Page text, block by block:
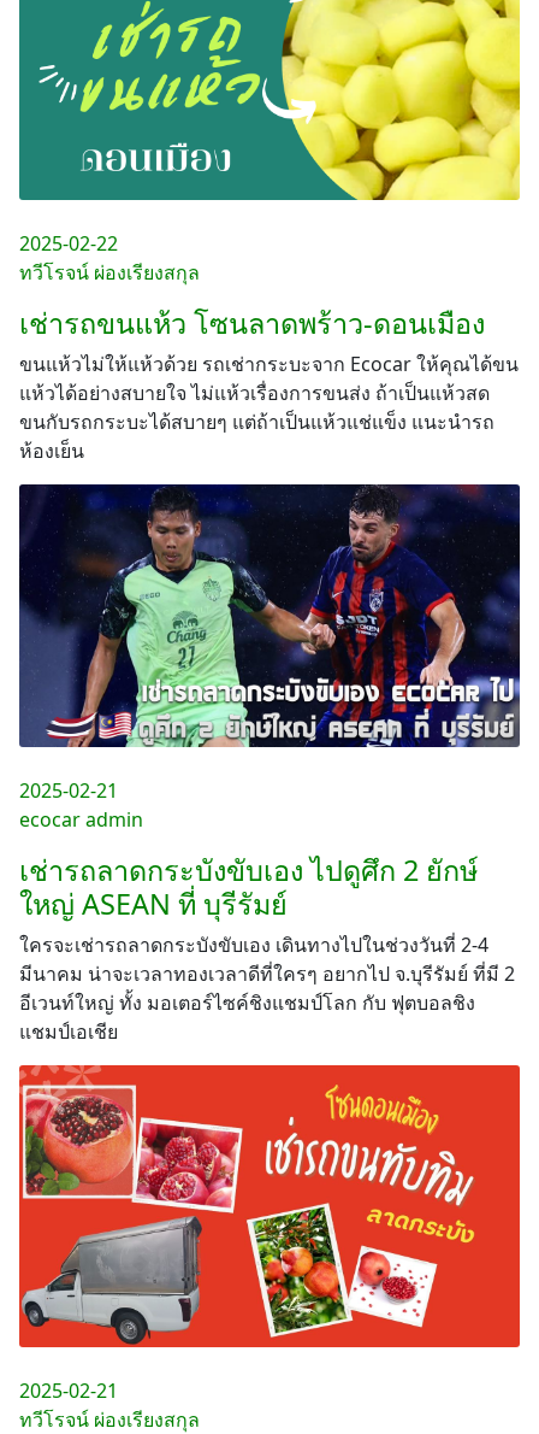
2025-02-22
ทวีโรจน์ ผ่องเรียงสกุล
เช่ารถขนแห้ว โซนลาดพร้าว-ดอนเมือง
ขนแห้วไม่ให้แห้วด้วย รถเช่ากระบะจาก Ecocar ให้คุณได้ขน
แห้วได้อย่างสบายใจ ไม่แห้วเรื่องการขนส่ง ถ้าเป็นแห้วสด
ขนกับรถกระบะได้สบายๆ แต่ถ้าเป็นแห้วแช่แข็ง แนะนำรถ
ห้องเย็น
2025-02-21
ecocar admin
เช่ารถลาดกระบังขับเอง ไปดูศึก 2 ยักษ์
ใหญ่ ASEAN ที่ บุรีรัมย์
ใครจะเช่ารถลาดกระบังขับเอง เดินทางไปในช่วงวันที่ 2-4
มีนาคม น่าจะเวลาทองเวลาดีที่ใครๆ อยากไป จ.บุรีรัมย์ ที่มี 2
อีเวนท์ใหญ่ ทั้ง มอเตอร์ไซค์ชิงแชมป์โลก กับ ฟุตบอลชิง
แชมป์เอเชีย
2025-02-21
ทวีโรจน์ ผ่องเรียงสกุล